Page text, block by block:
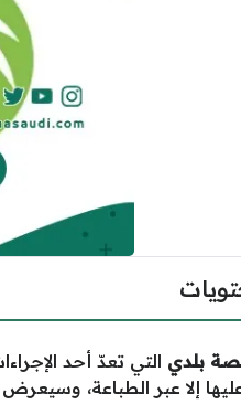
بلدي التي تعدّ أحد
إلا عبر الطباعة،